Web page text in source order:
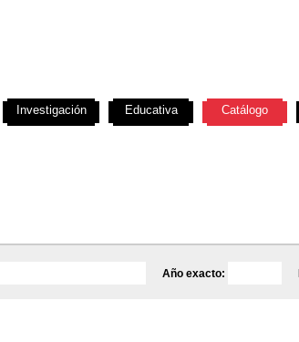
Año exacto:
Investigación Educativa Catálogo